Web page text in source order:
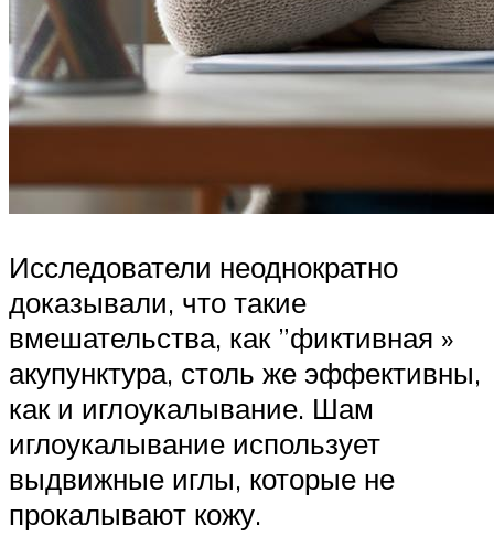
Исследователи неоднократно
доказывали, что такие
вмешательства, как ”фиктивная »
акупунктура, столь же эффективны,
как и иглоукалывание. Шам
иглоукалывание использует
выдвижные иглы, которые не
прокалывают кожу.